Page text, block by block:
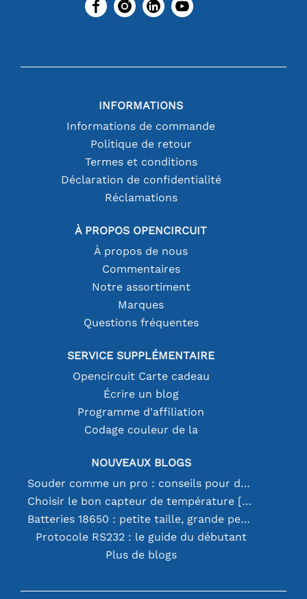
INFORMATIONS
Informations de commande
Politique de retour
Termes et conditions
Déclaration de confidentialité
Réclamations
À PROPOS OPENCIRCUIT
À propos de nous
Commentaires
Notre assortiment
Marques
Questions fréquentes
SERVICE SUPPLÉMENTAIRE
Opencircuit Carte cadeau
Écrire un blog
Programme d'affiliation
Codage couleur de la
NOUVEAUX BLOGS
Souder comme un pro : conseils pour des connexions électroniques parfaites
Choisir le bon capteur de température [youtube]
Batteries 18650 : petite taille, grande performance
Protocole RS232 : le guide du débutant
Plus de blogs